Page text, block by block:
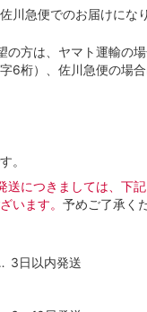
川急便でのお届けにな
の方は、ヤマト運輸の
6桁）、佐川急便の場
。
送につきましては、下
います。 予めご了承く
3日以内発送